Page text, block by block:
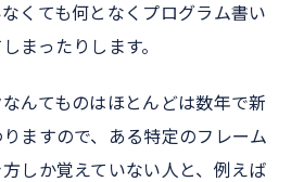
くても何となくプログラム書い
まったりします。
んてものはほとんどは数年で新
ますので、ある特定のフレーム
しか覚えていない人と、例えば